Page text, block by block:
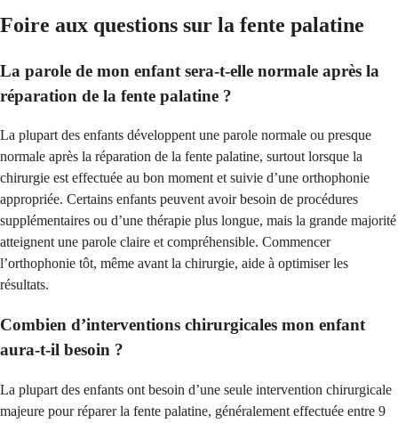
Foire aux questions sur la fente palatine
La parole de mon enfant sera-t-elle normale après la
réparation de la fente palatine ?
La plupart des enfants développent une parole normale ou presque
normale après la réparation de la fente palatine, surtout lorsque la
chirurgie est effectuée au bon moment et suivie d’une orthophonie
appropriée. Certains enfants peuvent avoir besoin de procédures
supplémentaires ou d’une thérapie plus longue, mais la grande majorité
atteignent une parole claire et compréhensible. Commencer
l’orthophonie tôt, même avant la chirurgie, aide à optimiser les
résultats.
Combien d’interventions chirurgicales mon enfant
aura-t-il besoin ?
La plupart des enfants ont besoin d’une seule intervention chirurgicale
majeure pour réparer la fente palatine, généralement effectuée entre 9